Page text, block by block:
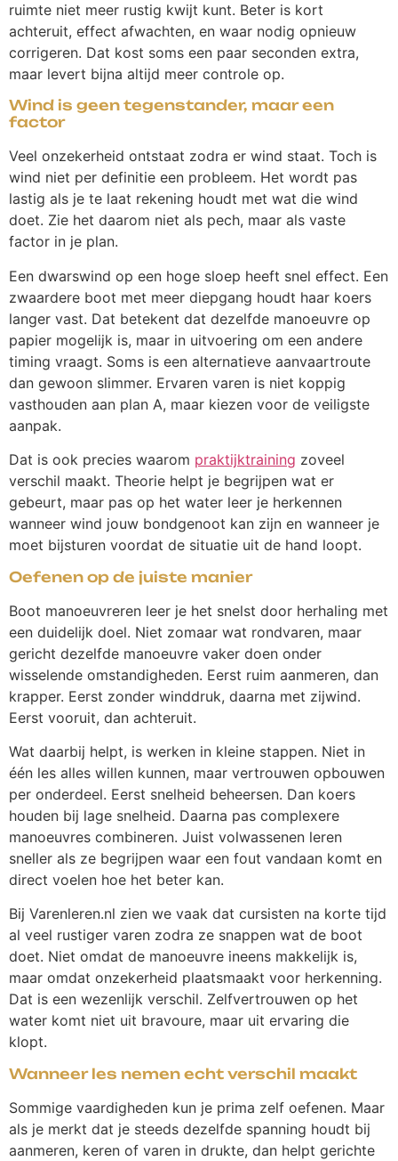
ruimte niet meer rustig kwijt kunt. Beter is kort
achteruit, effect afwachten, en waar nodig opnieuw
corrigeren. Dat kost soms een paar seconden extra,
maar levert bijna altijd meer controle op.
Wind is geen tegenstander, maar een
factor
Veel onzekerheid ontstaat zodra er wind staat. Toch is
wind niet per definitie een probleem. Het wordt pas
lastig als je te laat rekening houdt met wat die wind
doet. Zie het daarom niet als pech, maar als vaste
factor in je plan.
Een dwarswind op een hoge sloep heeft snel effect. Een
zwaardere boot met meer diepgang houdt haar koers
langer vast. Dat betekent dat dezelfde manoeuvre op
papier mogelijk is, maar in uitvoering om een andere
timing vraagt. Soms is een alternatieve aanvaartroute
dan gewoon slimmer. Ervaren varen is niet koppig
vasthouden aan plan A, maar kiezen voor de veiligste
aanpak.
Dat is ook precies waarom praktijktraining zoveel
verschil maakt. Theorie helpt je begrijpen wat er
gebeurt, maar pas op het water leer je herkennen
wanneer wind jouw bondgenoot kan zijn en wanneer je
moet bijsturen voordat de situatie uit de hand loopt.
Oefenen op de juiste manier
Boot manoeuvreren leer je het snelst door herhaling met
een duidelijk doel. Niet zomaar wat rondvaren, maar
gericht dezelfde manoeuvre vaker doen onder
wisselende omstandigheden. Eerst ruim aanmeren, dan
krapper. Eerst zonder winddruk, daarna met zijwind.
Eerst vooruit, dan achteruit.
Wat daarbij helpt, is werken in kleine stappen. Niet in
één les alles willen kunnen, maar vertrouwen opbouwen
per onderdeel. Eerst snelheid beheersen. Dan koers
houden bij lage snelheid. Daarna pas complexere
manoeuvres combineren. Juist volwassenen leren
sneller als ze begrijpen waar een fout vandaan komt en
direct voelen hoe het beter kan.
Bij Varenleren.nl zien we vaak dat cursisten na korte tijd
al veel rustiger varen zodra ze snappen wat de boot
doet. Niet omdat de manoeuvre ineens makkelijk is,
maar omdat onzekerheid plaatsmaakt voor herkenning.
Dat is een wezenlijk verschil. Zelfvertrouwen op het
water komt niet uit bravoure, maar uit ervaring die
klopt.
Wanneer les nemen echt verschil maakt
Sommige vaardigheden kun je prima zelf oefenen. Maar
als je merkt dat je steeds dezelfde spanning houdt bij
aanmeren, keren of varen in drukte, dan helpt gerichte